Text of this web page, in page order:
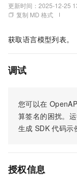
更新时间： 2025-12-25
复制 MD 格式
获取语言模型列表。
调试
您可以在
算签名的困扰。
生成 SDK 代码示
授权信息